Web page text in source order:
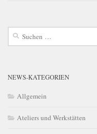
Suchen
NEWS-KATEGORIEN
Allgemein
Ateliers und Werkstätten